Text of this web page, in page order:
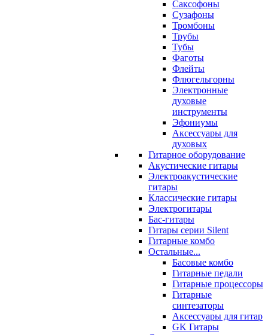
Саксофоны
Сузафоны
Тромбоны
Трубы
Тубы
Фаготы
Флейты
Флюгельгорны
Электронные
духовые
инструменты
Эфониумы
Аксессуары для
духовых
Гитарное оборудование
Акустические гитары
Электроакустические
гитары
Классические гитары
Электрогитары
Бас-гитары
Гитары серии Silent
Гитарные комбо
Остальные...
Басовые комбо
Гитарные педали
Гитарные процессоры
Гитарные
синтезаторы
Аксессуары для гитар
GK Гитары